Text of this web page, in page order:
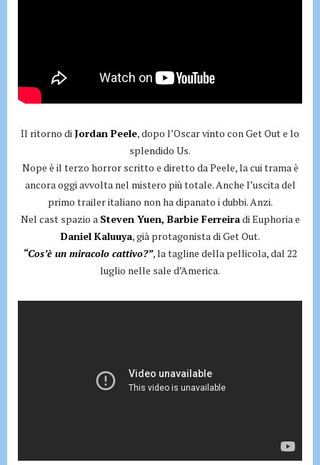
Il ritorno di Jordan Peele, dopo l’Oscar vinto con Get Out e lo
splendido Us.
Nope è il terzo horror scritto e diretto da Peele, la cui trama è
ancora oggi avvolta nel mistero più totale. Anche l’uscita del
primo trailer italiano non ha dipanato i dubbi. Anzi.
Nel cast spazio a Steven Yuen, Barbie Ferreiradi Euphoria e
Daniel Kaluuya, già protagonista di Get Out.
“Cos’è un miracolo cattivo?”, la tagline della pellicola, dal 22
luglio nelle sale d’America.